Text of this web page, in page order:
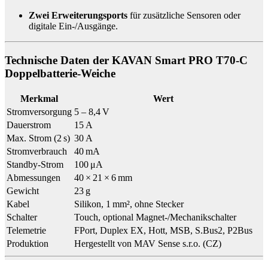
Zwei Erweiterungsports für zusätzliche Sensoren oder
digitale Ein-/Ausgänge.
Technische Daten der KAVAN Smart PRO T70-C
Doppelbatterie-Weiche
Merkmal
Wert
Stromversorgung 5 – 8,4 V
Dauerstrom
15 A
Max. Strom (2 s) 30 A
Stromverbrauch
40 mA
Standby-Strom
100 μA
Abmessungen
40 × 21 × 6 mm
Gewicht
23 g
Kabel
Silikon, 1 mm², ohne Stecker
Schalter
Touch, optional Magnet-/Mechanikschalter
Telemetrie
FPort, Duplex EX, Hott, MSB, S.Bus2, P2Bus
Produktion
Hergestellt von MAV Sense s.r.o. (CZ)